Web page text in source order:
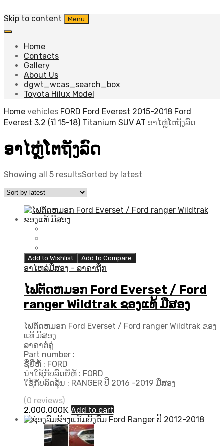
Skip to content Menu
Home
Contacts
Gallery
About Us
dgwt_wcas_search_box
Toyota Hilux Model
Home vehicles FORD Ford Everest 2015-2018 Ford
Everest 3.2 (ปี 15-18) Titanium SUV AT ອາໄຫຼ່ໂຕຖັງລົດ
ອາໄຫຼ່ໂຕຖັງລົດ
Showing all 5 resultsSorted by latest
Add to Wishlist Add to Compare
ອາໄຫລ່ມືສອງ - ລາຄາຖືກ
ໄຟຕັດຫມອກ Ford Everset / Ford
ranger Wildtrak ຂອງແທ້ ມືສອງ
ໄຟຕັດຫມອກ Ford Everset / Ford ranger Wildtrak ຂອງ
ແທ້ ມືສອງ
ລາຄາຕໍ່ຄູ່
Part number :
ຊື່ຍີ່ຫໍ້ : FORD
ນຳໃຊ້ກັບລົດຍີ່ຫໍ້ : FORD
ໃຊ້ກັບລົດລຸ້ນ : RANGER ປີ 2016 -2019 ມືສອງ
(0 reviews)
2,000,000₭ Add to cart